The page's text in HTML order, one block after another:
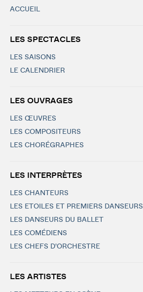
ACCUEIL
LES SPECTACLES
LES SAISONS
LE CALENDRIER
LES OUVRAGES
LES ŒUVRES
LES COMPOSITEURS
LES CHORÉGRAPHES
LES INTERPRÈTES
LES CHANTEURS
LES ETOILES ET PREMIERS DANSEURS
LES DANSEURS DU BALLET
LES COMÉDIENS
LES CHEFS D'ORCHESTRE
LES ARTISTES